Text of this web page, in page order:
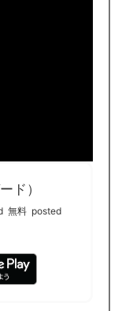
ド）
無料 posted